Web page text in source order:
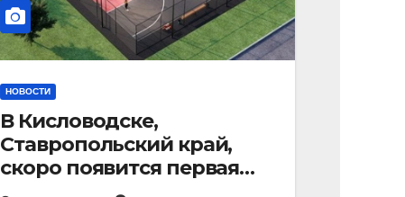
НОВОСТИ
В Кисловодске,
Ставропольский край,
скоро появится первая
«умная площадка».